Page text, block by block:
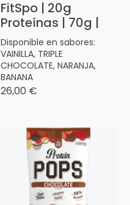
FitSpo | 20g
Proteínas | 70g |
Disponible en sabores:
VAINILLA, TRIPLE
CHOCOLATE, NARANJA,
BANANA
26,00 €